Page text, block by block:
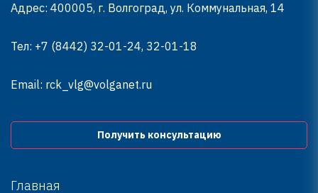
Адрес: 400005, г. Волгоград, ул. Коммунальная, 14
Тел: +7 (8442) 32-01-24, 32-01-18
Email: rck_vlg@volganet.ru
Получить консультацию
Главная